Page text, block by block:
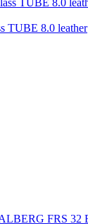
TUBE 8.0 leather